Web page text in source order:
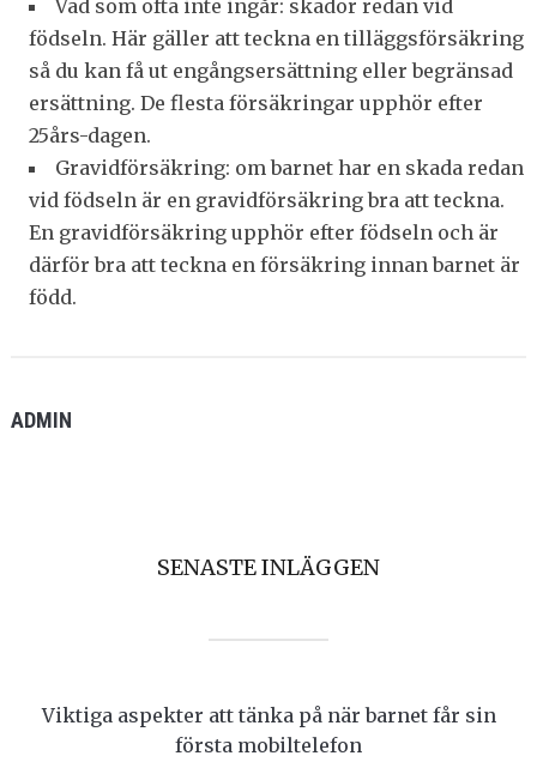
Vad som ofta inte ingår: skador redan vid
födseln. Här gäller att teckna en tilläggsförsäkring
så du kan få ut engångsersättning eller begränsad
ersättning. De flesta försäkringar upphör efter
25års-dagen.
Gravidförsäkring: om barnet har en skada redan
vid födseln är en gravidförsäkring bra att teckna.
En gravidförsäkring upphör efter födseln och är
därför bra att teckna en försäkring innan barnet är
född.
ADMIN
SENASTE INLÄGGEN
Viktiga aspekter att tänka på när barnet får sin
första mobiltelefon